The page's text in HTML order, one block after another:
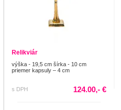
Relikviár
výška - 19,5 cm šírka - 10 cm
priemer kapsuly – 4 cm
s DPH 124.00,- €